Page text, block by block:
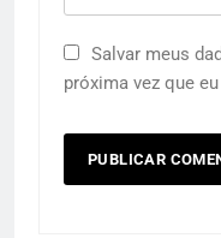
Salvar meus
próxima vez que